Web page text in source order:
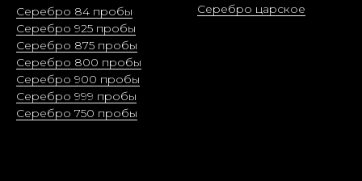
Серебро 84 пробы
Серебро 925 пробы
Серебро 875 пробы
Серебро 800 пробы
Серебро 900 пробы
Серебро 999 пробы
Серебро 750 пробы
Серебро царское